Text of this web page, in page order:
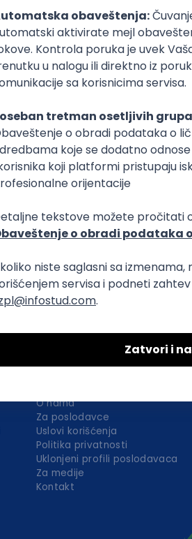
Firebase Redux Senior
Agile Redux Intermediate
O nama
Za poslodavce
Uslovi korišćenja
Politika privatnosti
Uklonjeni profili poslodavaca
Za medije
Kontakt